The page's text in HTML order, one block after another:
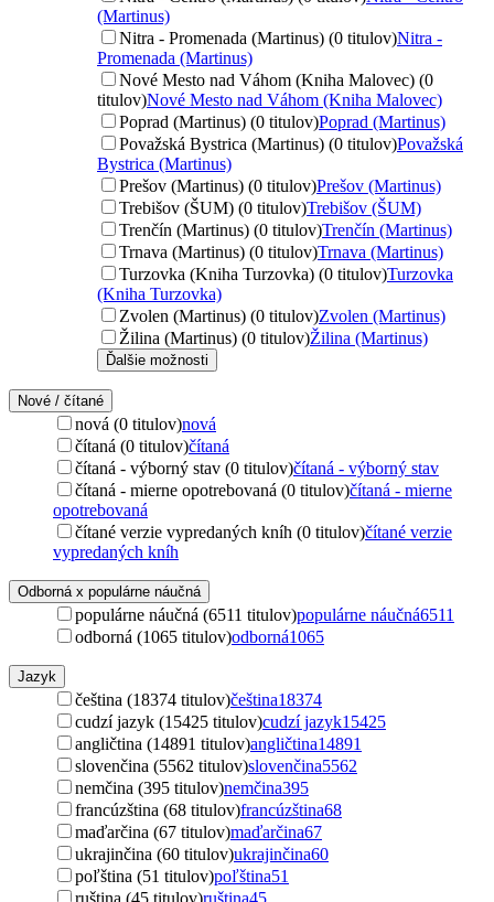
(Martinus)
Nitra - Promenada (Martinus) (0 titulov)Nitra -
Promenada (Martinus)
Nové Mesto nad Váhom (Kniha Malovec) (0
titulov)Nové Mesto nad Váhom (Kniha Malovec)
Poprad (Martinus) (0 titulov)Poprad (Martinus)
Považská Bystrica (Martinus) (0 titulov)Považská
Bystrica (Martinus)
Prešov (Martinus) (0 titulov)Prešov (Martinus)
Trebišov (ŠUM) (0 titulov)Trebišov (ŠUM)
Trenčín (Martinus) (0 titulov)Trenčín (Martinus)
Trnava (Martinus) (0 titulov)Trnava (Martinus)
Turzovka (Kniha Turzovka) (0 titulov)Turzovka
(Kniha Turzovka)
Zvolen (Martinus) (0 titulov)Zvolen (Martinus)
Žilina (Martinus) (0 titulov)Žilina (Martinus)
Ďalšie možnosti
Nové / čítané
nová (0 titulov)nová
čítaná (0 titulov)čítaná
čítaná - výborný stav (0 titulov)čítaná - výborný stav
čítaná - mierne opotrebovaná (0 titulov)čítaná - mierne
opotrebovaná
čítané verzie vypredaných kníh (0 titulov)čítané verzie
vypredaných kníh
Odborná x populárne náučná
populárne náučná (6511 titulov)populárne náučná6511
odborná (1065 titulov)odborná1065
Jazyk
čeština (18374 titulov)čeština18374
cudzí jazyk (15425 titulov)cudzí jazyk15425
angličtina (14891 titulov)angličtina14891
slovenčina (5562 titulov)slovenčina5562
nemčina (395 titulov)nemčina395
francúzština (68 titulov)francúzština68
maďarčina (67 titulov)maďarčina67
ukrajinčina (60 titulov)ukrajinčina60
poľština (51 titulov)poľština51
ruština (45 titulov)ruština45